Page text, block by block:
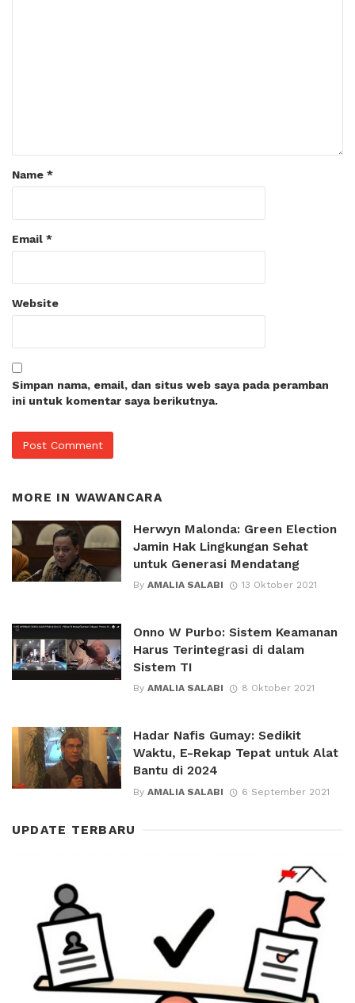
Name *
Email *
Website
Simpan nama, email, dan situs web saya pada peramban
ini untuk komentar saya berikutnya.
MORE IN WAWANCARA
Herwyn Malonda: Green Election
Jamin Hak Lingkungan Sehat
untuk Generasi Mendatang
By AMALIA SALABI 13 Oktober 2021
Onno W Purbo: Sistem Keamanan
Harus Terintegrasi di dalam
Sistem TI
By AMALIA SALABI 8 Oktober 2021
Hadar Nafis Gumay: Sedikit
Waktu, E-Rekap Tepat untuk Alat
Bantu di 2024
By AMALIA SALABI 6 September 2021
UPDATE TERBARU